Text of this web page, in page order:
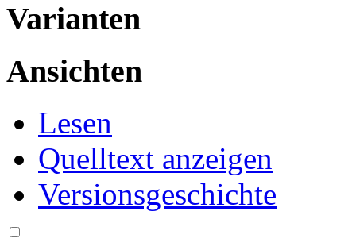
Varianten
Ansichten
Lesen
Quelltext anzeigen
Versionsgeschichte